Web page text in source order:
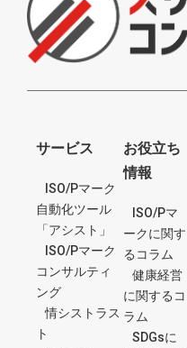
サービス
ISO/Pマーク
自動化ツール
「アシスト」
ISO/Pマーク
コンサルティ
ング
情シストラス
ト
お役立ち
情報
ISO/Pマ
ークに関す
るコラム
健康経営
に関するコ
ラム
SDGsに